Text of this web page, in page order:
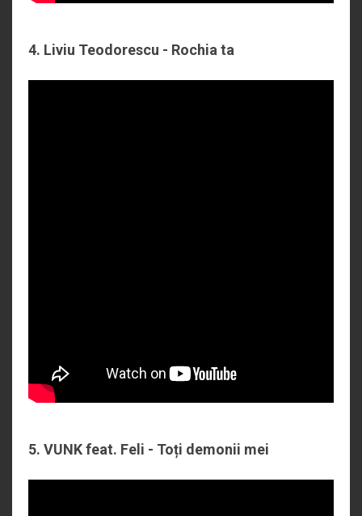
4. Liviu Teodorescu - Rochia ta
5. VUNK feat. Feli - Toți demonii mei